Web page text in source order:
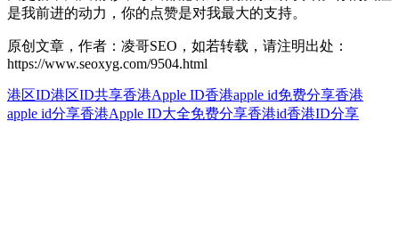
是我前进的动力，你的点赞是对我最大的支持。
原创文章，作者：凌哥SEO，如若转载，请注明出处：
https://www.seoxyg.com/9504.html
港区ID港区ID共享香港Apple ID香港apple id免费分享香港
apple id分享香港Apple ID大全免费分享香港id香港ID分享